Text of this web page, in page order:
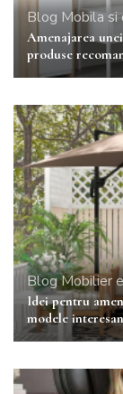
Blog Mobila si
Amenajarea
produse
BlogMobilier
Idei pentru
modele